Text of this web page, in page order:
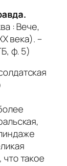
: Вече,
века). –
ф. 5)
такое